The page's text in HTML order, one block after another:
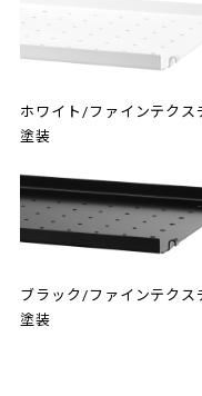
ホワイト/ファインテクス
塗装
ブラック/ファインテクス
塗装